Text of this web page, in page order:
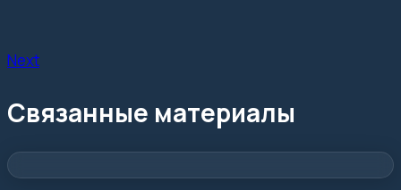
Next
Связанные материалы